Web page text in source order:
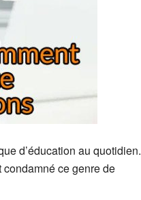
d’éducation au quotidien.
ce genre de